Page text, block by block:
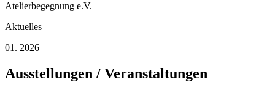
Atelierbegegnung e.V.
Aktuelles
01. 2026
Ausstellungen / Veranstaltungen